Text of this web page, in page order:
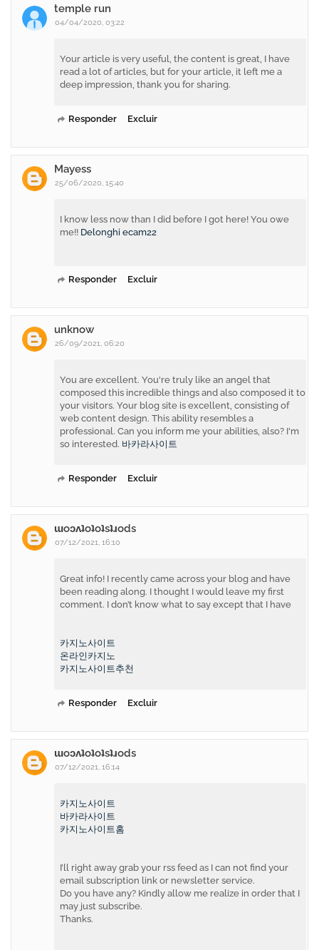
temple run
04/04/2020, 03:22
Your article is very useful, the content is great, I have
read a lot of articles, but for your article, it left me a
deep impression, thank you for sharing.
Responder Excluir
Mayess
25/06/2020, 15:40
I know less now than I did before I got here! You owe
me!! Delonghi ecam22
Responder Excluir
unknow
26/09/2021, 06:20
You are excellent. You're truly like an angel that
composed this incredible things and also composed it to
your visitors. Your blog site is excellent, consisting of
web content design. This ability resembles a
professional. Can you inform me your abilities, also? I'm
so interested. 바카라사이트
Responder Excluir
ɯoɔʌʇoʇoʇsʇɹods
07/12/2021, 16:10
Great info! I recently came across your blog and have
been reading along. I thought I would leave my first
comment. I don’t know what to say except that I have
카지노사이트
온라인카지노
카지노사이트추천
Responder Excluir
ɯoɔʌʇoʇoʇsʇɹods
07/12/2021, 16:14
카지노사이트
바카라사이트
카지노사이트홈
I’ll right away grab your rss feed as I can not find your
email subscription link or newsletter service.
Do you have any? Kindly allow me realize in order that I
may just subscribe.
Thanks.